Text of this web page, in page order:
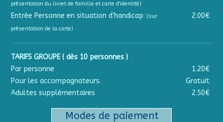
présentation du livret de famille et carte d'identité)
Entrée Personne en situation d'handicap :(sur
présentation de la carte)
2.00€
TARIFS GROUPE ( dès 10 personnes )
Par personne
1.20€
Pour les accompagnateurs.
Gratuit
Adultes supplémentaires
2.50€
Modes de paiement